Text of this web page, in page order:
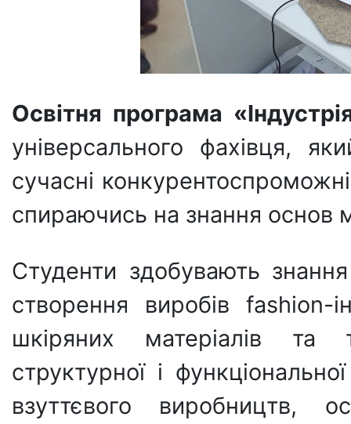
Освітня програма
універсального фахівця,
сучасні
спираючись на знання основ
Студенти здобувають
створення виробів fashion-
шкіряних матеріалів та
структурної і
взуттєвого виробництв,